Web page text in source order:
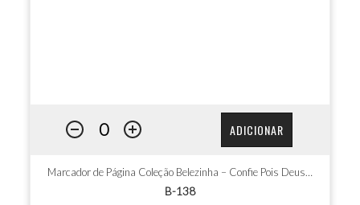
ADICIONAR
Marcador de Página Coleção Belezinha – Confie Pois Deus…
B-138